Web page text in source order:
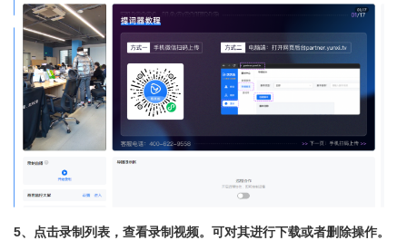
5、点击录制列表，查看录制视频。可对其进行下载或者删除操作。